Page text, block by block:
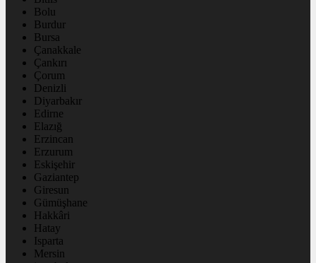
Bolu
Burdur
Bursa
Çanakkale
Çankırı
Çorum
Denizli
Diyarbakır
Edirne
Elazığ
Erzincan
Erzurum
Eskişehir
Gaziantep
Giresun
Gümüşhane
Hakkâri
Hatay
Isparta
Mersin